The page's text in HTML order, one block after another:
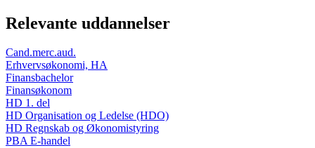
Relevante uddannelser
Cand.merc.aud.
Erhvervsøkonomi, HA
Finansbachelor
Finansøkonom
HD 1. del
HD Organisation og Ledelse (HDO)
HD Regnskab og Økonomistyring
PBA E-handel